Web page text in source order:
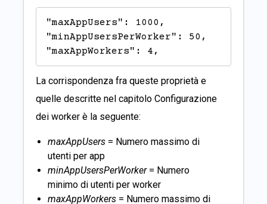
"maxAppUsers": 1000,
"minAppUsersPerWorker": 50,
"maxAppWorkers": 4,
La corrispondenza fra queste proprietà e
quelle descritte nel capitolo Configurazione
dei worker è la seguente:
maxAppUsers = Numero massimo di
utenti per app
minAppUsersPerWorker= Numero
minimo di utenti per worker
maxAppWorkers = Numero massimo di